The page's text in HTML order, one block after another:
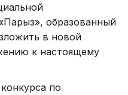
образованный
в новой
к настоящему
по